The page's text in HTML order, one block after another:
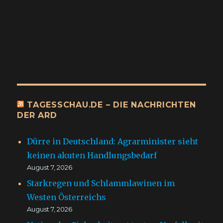
TAGESSCHAU.DE – DIE NACHRICHTEN
DER ARD
Dürre in Deutschland: Agrarminister sieht
keinen akuten Handlungsbedarf
August 7, 2026
Starkregen und Schlammlawinen im
Westen Österreichs
August 7, 2026